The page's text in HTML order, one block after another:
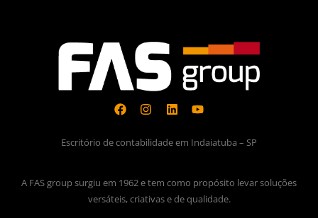
Escritório de contabilidade em Indaiatuba – SP
A FAS group surgiu em 1962 e tem como propósito levar soluções
versáteis, criativas e de qualidade.